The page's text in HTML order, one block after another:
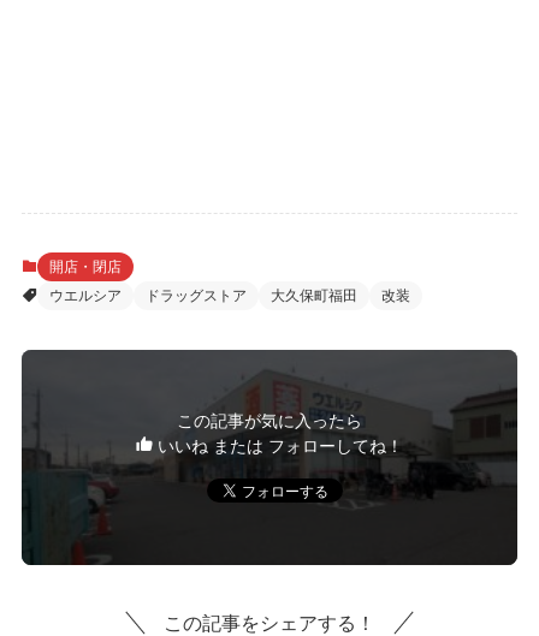
開店・閉店
ウエルシア
ドラッグストア 大久保町福田 改装
この記事が気に入ったら
いいね または フォローしてね！
この記事をシェアする！